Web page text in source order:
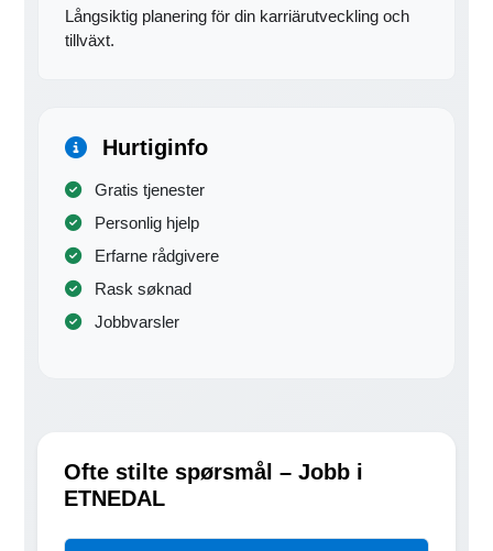
Långsiktig planering för din karriärutveckling och
tillväxt.
Hurtiginfo
Gratis tjenester
Personlig hjelp
Erfarne rådgivere
Rask søknad
Jobbvarsler
Ofte stilte spørsmål – Jobb i
ETNEDAL